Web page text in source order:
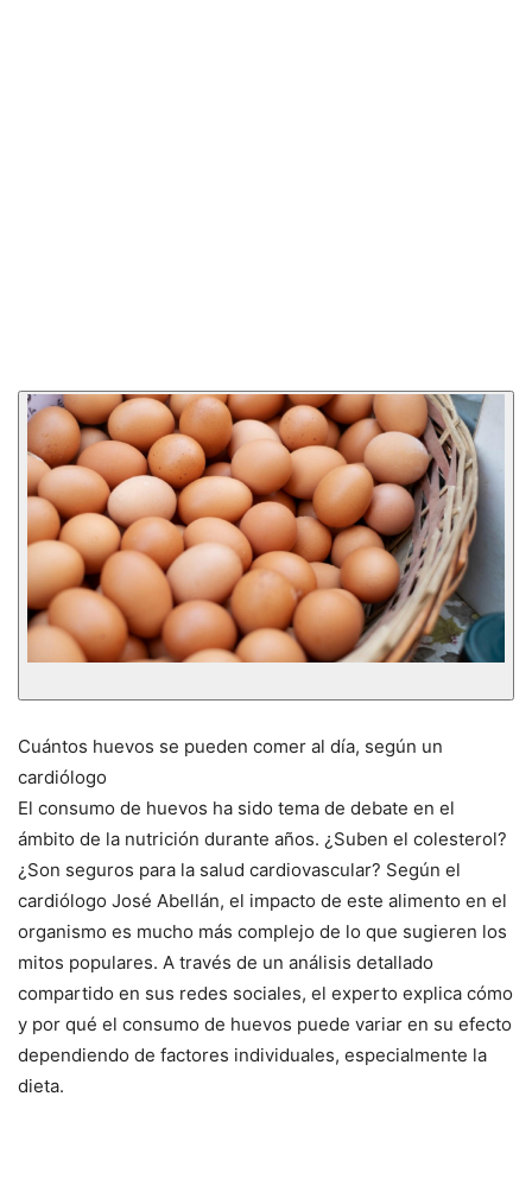
Cuántos huevos se pueden comer al día, según un
cardiólogo
El consumo de huevos ha sido tema de debate en el
ámbito de la nutrición durante años. ¿Suben el colesterol?
¿Son seguros para la salud cardiovascular? Según el
cardiólogo José Abellán, el impacto de este alimento en el
organismo es mucho más complejo de lo que sugieren los
mitos populares. A través de un análisis detallado
compartido en sus redes sociales, el experto explica cómo
y por qué el consumo de huevos puede variar en su efecto
dependiendo de factores individuales, especialmente la
dieta.